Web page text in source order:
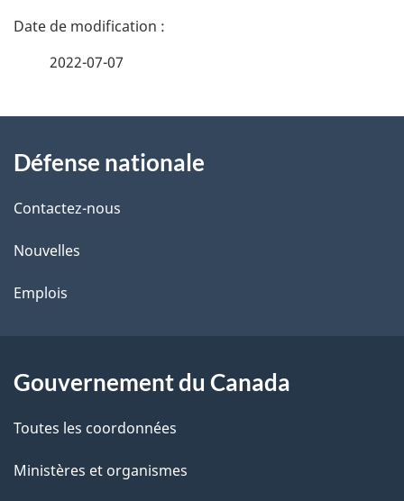
D
i
l
s
d
l
p
a
2022-07-07
propos
de
ce
site
Défense nationale
Contactez-nous
Nouvelles
Emplois
Gouvernement du Canada
Toutes les coordonnées
Ministères et organismes